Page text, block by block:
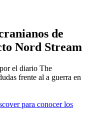
de
Nord Stream
el diario The
frente al a guerra en
para conocer los